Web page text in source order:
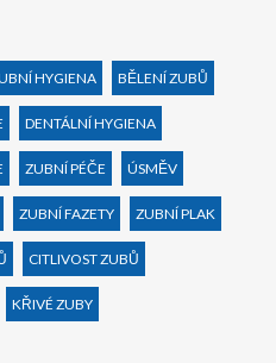
HYGIENA BĚLENÍ ZUBŮ
DENTÁLNÍ HYGIENA
ZUBNÍ PÉČE ÚSMĚV
ZUBNÍ FAZETY ZUBNÍ PLAK
CITLIVOST ZUBŮ
KŘIVÉ ZUBY